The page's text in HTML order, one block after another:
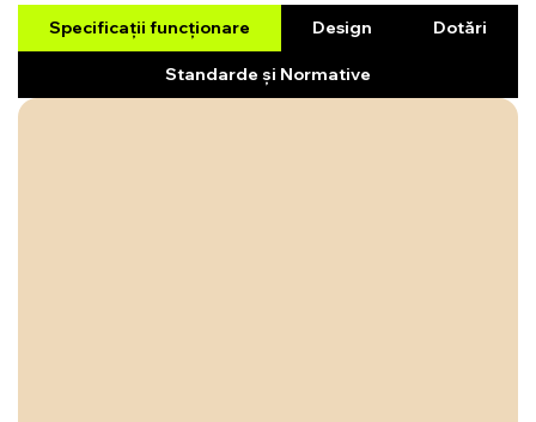
Specificații funcționare Design Dotări
Standarde și Normative